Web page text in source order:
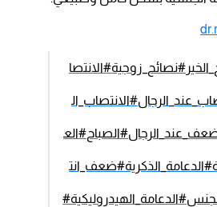
#نصائح_زوجية#الانتصا
#الانتصاب_ال
#الصباح#الع
#الدعامة_الذكرية#ضعف_انت
#الدعامة_الهيدروليكية#